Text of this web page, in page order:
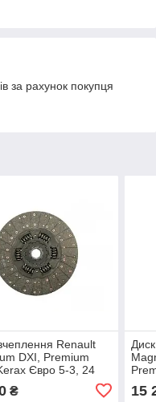
за рахунок покупця
Renault
DXI, Premium
Євро 5-3, 24
320/480/430/390)
₴ 15